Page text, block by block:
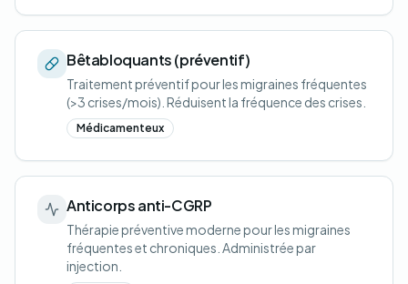
Bêtabloquants (préventif)
Traitement préventif pour les migraines fréquentes
(>3 crises/mois). Réduisent la fréquence des crises.
Médicamenteux
Anticorps anti-CGRP
Thérapie préventive moderne pour les migraines
fréquentes et chroniques. Administrée par
injection.